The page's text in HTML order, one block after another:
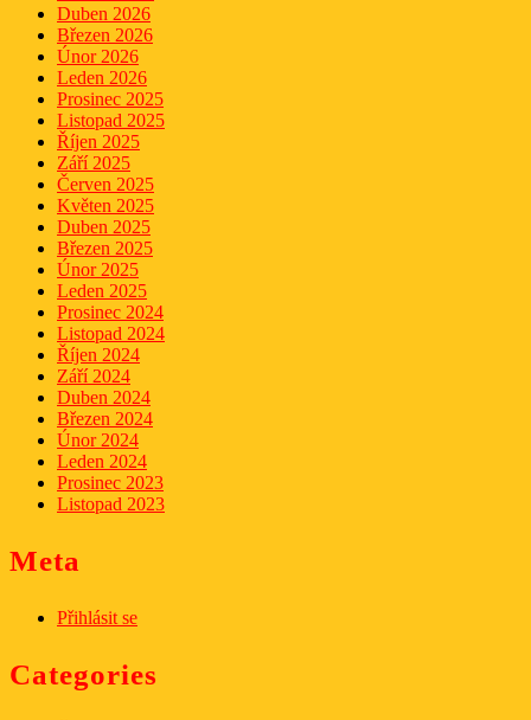
Duben 2026
Březen 2026
Únor 2026
Leden 2026
Prosinec 2025
Listopad 2025
Říjen 2025
Září 2025
Červen 2025
Květen 2025
Duben 2025
Březen 2025
Únor 2025
Leden 2025
Prosinec 2024
Listopad 2024
Říjen 2024
Září 2024
Duben 2024
Březen 2024
Únor 2024
Leden 2024
Prosinec 2023
Listopad 2023
Meta
Přihlásit se
Categories